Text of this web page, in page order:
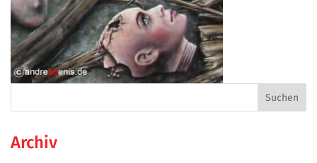
Archiv